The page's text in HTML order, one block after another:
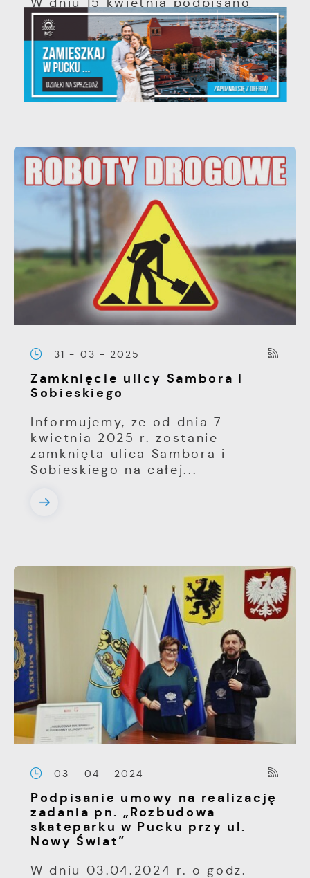
umowę na realizację zadania pn.
„Remont infrastruktury
sportowej...
31 - 03 - 2025
Zamknięcie ulicy Sambora i
Sobieskiego
Informujemy, że od dnia 7
kwietnia 2025 r. zostanie
zamknięta ulica Sambora i
Sobieskiego na całej...
03 - 04 - 2024
Podpisanie umowy na realizację
zadania pn. „Rozbudowa
skateparku w Pucku przy ul.
Nowy Świat”
W dniu 03.04.2024 r. o godz.